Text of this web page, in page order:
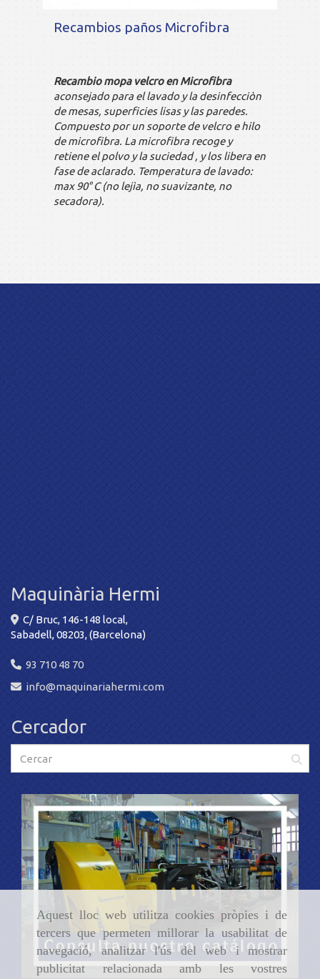
Aquest lloc web utilitza cookies pròpies i de
tercers que permeten millorar la usabilitat de
navegació, analitzar l'ús del web i mostrar
publicitat relacionada amb les vostres
Recambios paños Microfibra
Recambio mopa velcro en Microfibra
aconsejado para el lavado y la desinfecciòn
de mesas, superficies lisas y las paredes.
Compuesto por un soporte de velcro e hilo
de microfibra. La microfibra recoge y
retiene el polvo y la suciedad , y los libera en
fase de aclarado. Temperatura de lavado:
max 90° C (no lejìa, no suavizante, no
secadora).
Maquinària Hermi
C/ Bruc, 146-148 local,
Sabadell,08203,(Barcelona)
93 710 48 70
info
maquinariahermi.com
Cercador